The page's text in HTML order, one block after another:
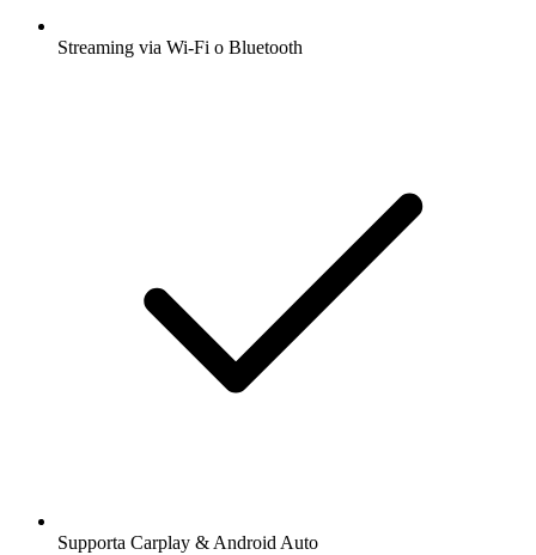
Streaming via Wi-Fi o Bluetooth
Supporta Carplay & Android Auto